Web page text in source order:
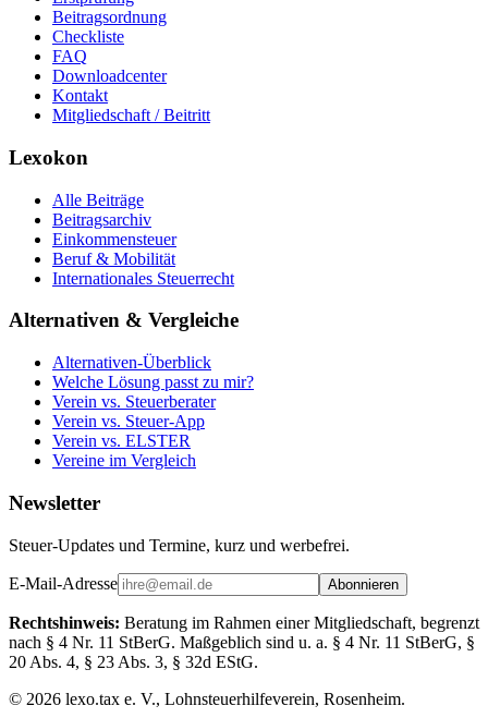
Beitragsordnung
Checkliste
FAQ
Downloadcenter
Kontakt
Mitgliedschaft / Beitritt
Lexokon
Alle Beiträge
Beitragsarchiv
Einkommensteuer
Beruf & Mobilität
Internationales Steuerrecht
Alternativen & Vergleiche
Alternativen-Überblick
Welche Lösung passt zu mir?
Verein vs. Steuerberater
Verein vs. Steuer-App
Verein vs. ELSTER
Vereine im Vergleich
Newsletter
Steuer-Updates und Termine, kurz und werbefrei.
E-Mail-Adresse Abonnieren
Rechtshinweis: Beratung im Rahmen einer Mitgliedschaft, begrenzt
nach § 4 Nr. 11 StBerG. Maßgeblich sind u. a. § 4 Nr. 11 StBerG, §
20 Abs. 4, § 23 Abs. 3, § 32d EStG.
© 2026 lexo.tax e. V., Lohnsteuerhilfeverein, Rosenheim.